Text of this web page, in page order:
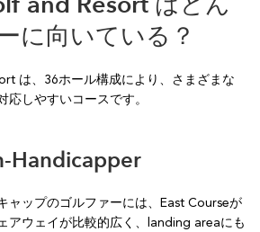
に向いている？
は、36ホール構成により、さまざまな
応しやすいコースです。
Handicapper
ャップのゴルファーには、East Courseが
アウェイが比較的広く、landing areaにも